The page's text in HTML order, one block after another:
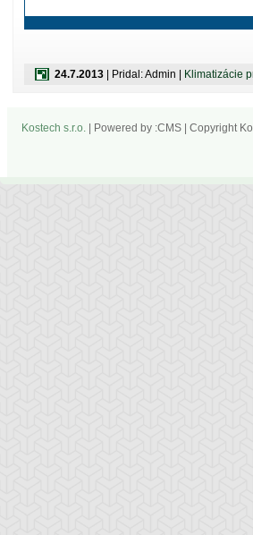
24.7.2013 | Pridal: Admin | Klimatizácie
Kostech s.r.o. | Powered by :CMS | Copyright